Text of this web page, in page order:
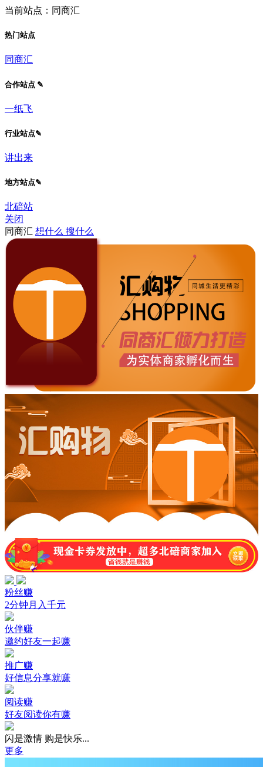
当前站点：同商汇
热门站点
同商汇
合作站点 ✎
一纸飞
行业站点✎
讲出来
地方站点✎
北碚站
关闭
同商汇 想什么 搜什么
粉丝赚
2分钟月入千元
伙伴赚
邀约好友一起赚
推广赚
好信息分享就赚
阅读赚
好友阅读你有赚
闪是激情 购是快乐...
更多